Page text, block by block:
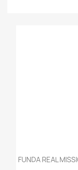
FUNDA REAL